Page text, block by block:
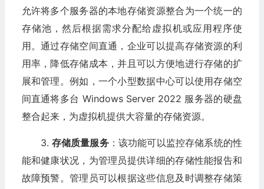
允许将多个服务器的本地存储资源整合为一个统一的
存储池，然后根据需求分配给虚拟机或应用程序使
用。通过存储空间直通，企业可以提高存储资源的利
用率，降低存储成本，并且可以方便地进行存储的扩
展和管理。例如，一个小型数据中心可以使用存储空
间直通将多台 Windows Server 2022 服务器的硬盘
整合起来，为虚拟机提供大容量的存储资源。
3. 存储质量服务：该功能可以监控存储系统的性
能和健康状况，为管理员提供详细的存储性能报告和
故障预警。管理员可以根据这些信息及时调整存储策